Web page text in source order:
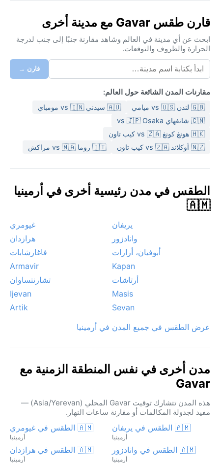
قارن طقس Gavar مع مدينة أخرى
ابحث عن أي مدينة في العالم وشاهد مقارنة جنبًا إلى جنب لدرجة
الحرارة والظروف والتوقعات.
قارن →
مقارنات المدن الشائعة حول العالم:
🇬🇧 لندن vs 🇺🇸 ميامي
🇦🇺 سيدني vs 🇮🇳 مومباي
🇨🇳 شانغهاي vs 🇯🇵 Osaka
🇭🇰 هونغ كونغ vs 🇿🇦 كيب تاون
🇳🇿 أوكلاند vs 🇿🇦 كيب تاون
🇮🇹 روما vs 🇲🇦 مراكش
الطقس في مدن رئيسية أخرى في أرمينيا
🇦🇲
يريفان
غيومري
وانادزور
هرازدان
أبوفيان، أرارات
فاغارشابات
Kapan
Armavir
أرتاشات
تشارنتساوان
Masis
Ijevan
Sevan
Artik
عرض الطقس في جميع المدن في أرمينيا
مدن أخرى في نفس المنطقة الزمنية مع
Gavar
هذه المدن تتشارك توقيت Gavar المحلي (Asia/Yerevan) —
مفيد لجدولة المكالمات أو مقارنة ساعات النهار.
🇦🇲 الطقس في يريفان
أرمينيا
🇦🇲 الطقس في غيومري
أرمينيا
🇦🇲 الطقس في وانادزور
أرمينيا
🇦🇲 الطقس في هرازدان
أرمينيا